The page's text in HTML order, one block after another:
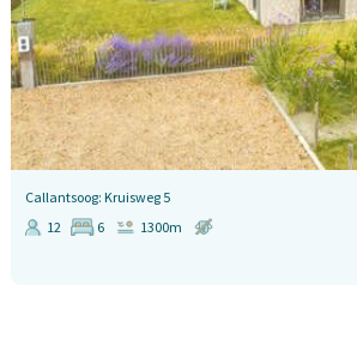
Callantsoog: Kruisweg 5
12 6
1300m